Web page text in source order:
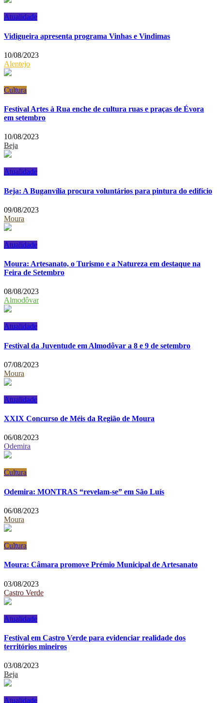
Atualidade
Vidigueira apresenta programa Vinhas e Vindimas
10/08/2023
Alentejo
Cultura
Festival Artes à Rua enche de cultura ruas e praças de Évora
em setembro
10/08/2023
Beja
Atualidade
Beja: A Buganvília procura voluntários para pintura do edifício
09/08/2023
Moura
Atualidade
Moura: Artesanato, o Turismo e a Natureza em destaque na
Feira de Setembro
08/08/2023
Almodôvar
Atualidade
Festival da Juventude em Almodôvar a 8 e 9 de setembro
07/08/2023
Moura
Atualidade
XXIX Concurso de Méis da Região de Moura
06/08/2023
Odemira
Cultura
Odemira: MONTRAS “revelam-se” em São Luís
06/08/2023
Moura
Cultura
Moura: Câmara promove Prémio Municipal de Artesanato
03/08/2023
Castro Verde
Atualidade
Festival em Castro Verde para evidenciar realidade dos
territórios mineiros
03/08/2023
Beja
Atualidade